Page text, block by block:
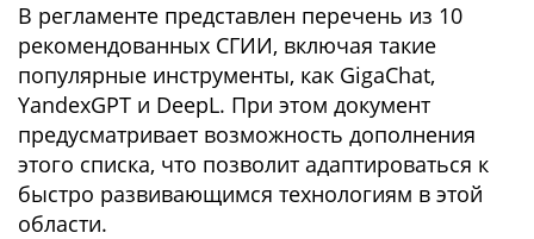
В регламенте представлен перечень из 10
рекомендованных СГИИ, включая такие
популярные инструменты, как GigaChat,
YandexGPT и DeepL. При этом документ
предусматривает возможность дополнения
этого списка, что позволит адаптироваться к
быстро развивающимся технологиям в этой
области.